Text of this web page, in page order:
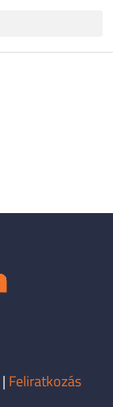
| Feliratkozás